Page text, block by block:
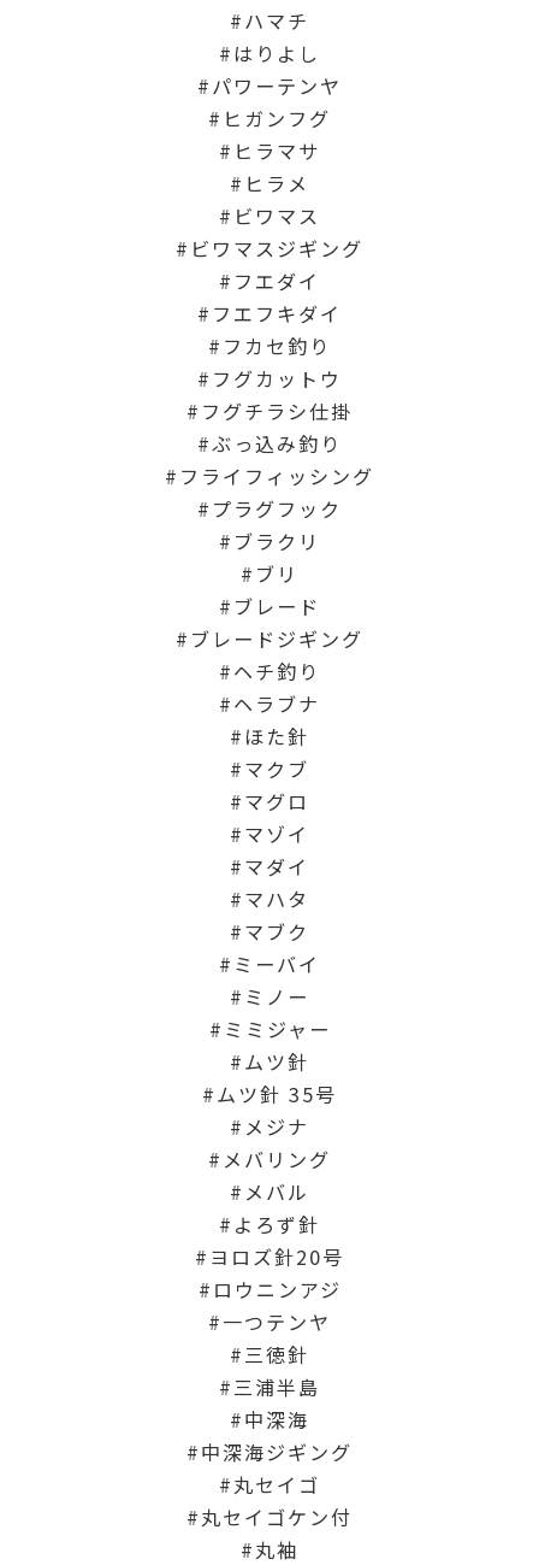
ハマチ
はりよし
パワーテンヤ
ヒガンフグ
ヒラマサ
ヒラメ
ビワマス
ビワマスジギング
フエダイ
フエフキダイ
フカセ釣り
フグカットウ
フグチラシ仕掛
ぶっ込み釣り
フライフィッシング
プラグフック
ブラクリ
ブリ
ブレード
ブレードジギング
ヘチ釣り
ヘラブナ
ほた針
マクブ
マグロ
マゾイ
マダイ
マハタ
マブク
ミーバイ
ミノー
ミミジャー
ムツ針
ムツ針 35号
メジナ
メバリング
メバル
よろず針
ヨロズ針20号
ロウニンアジ
一つテンヤ
三徳針
三浦半島
中深海
中深海ジギング
丸セイゴ
丸セイゴケン付
丸袖